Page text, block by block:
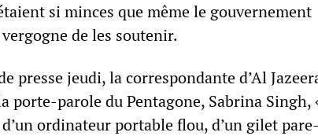
si minces que même le gouvernement
de les soutenir.
presse jeudi, la correspondante d’Al
porte-parole du Pentagone, Sabrina Singh,
ordinateur portable flou, d’un gilet